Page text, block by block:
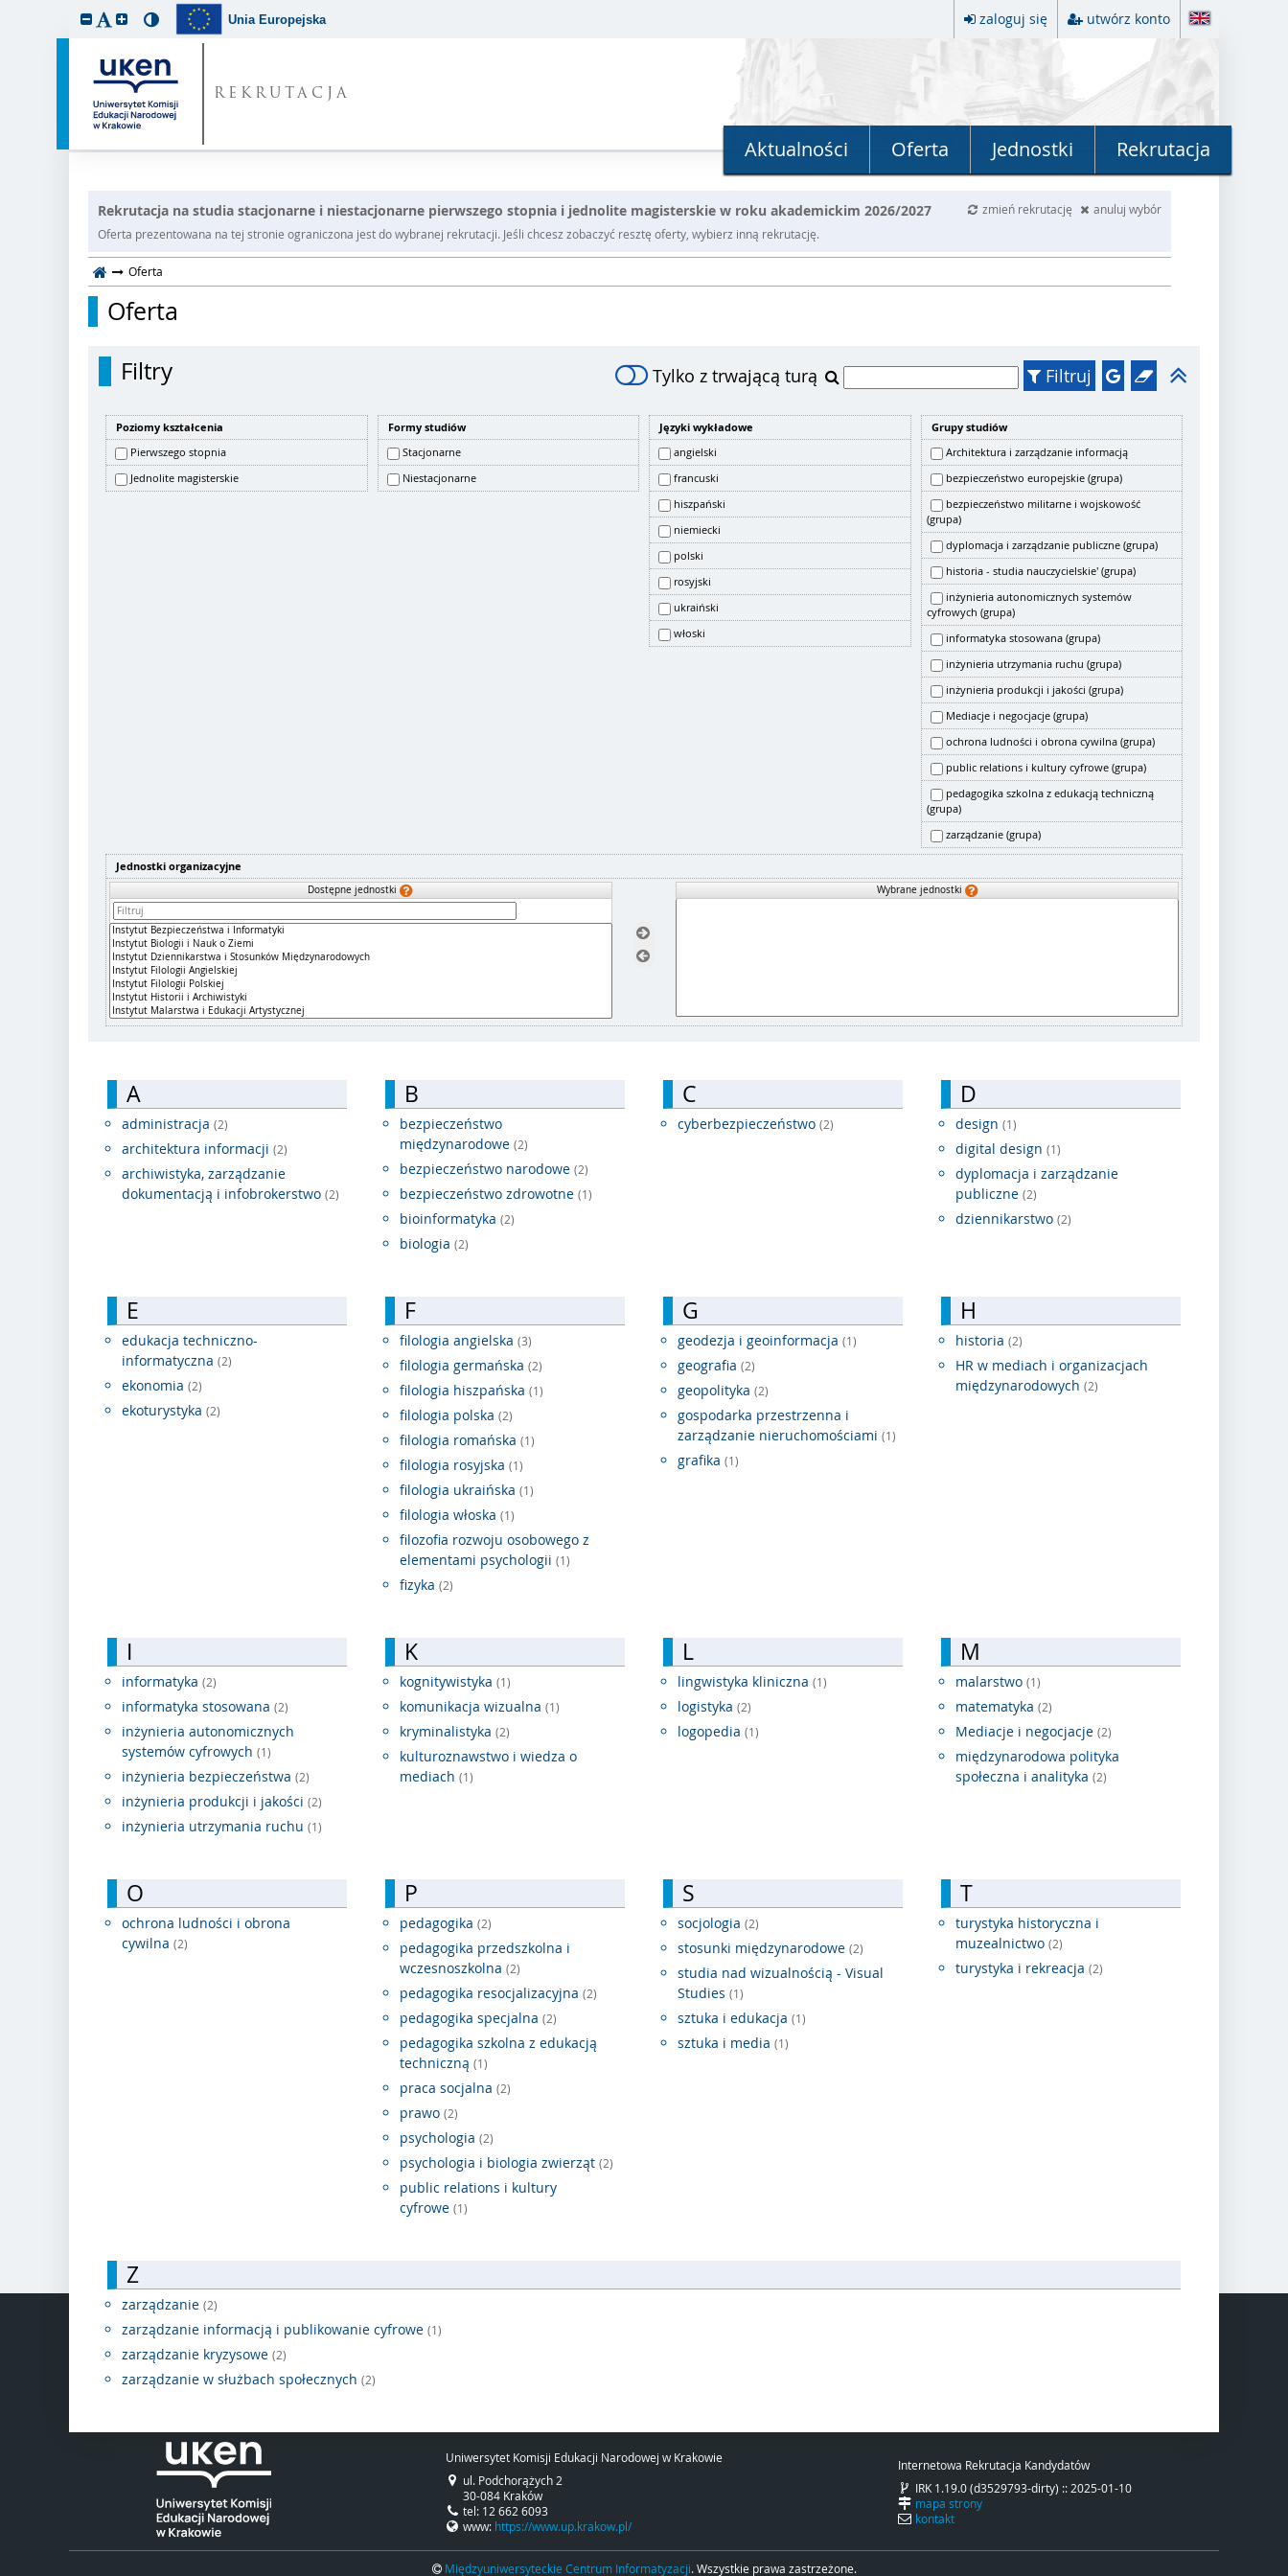
Unia Europejska zaloguj się utwórz konto
REKRUTACJA
Aktualności Oferta Jednostki Rekrutacja
Rekrutacja na studia stacjonarne i niestacjonarne pierwszego stopnia i jednolite magisterskie w roku akademickim 2026/2027 zmień rekrutację
anuluj wybór
Oferta prezentowana na tej stronie ograniczona jest do wybranej rekrutacji. Jeśli chcesz zobaczyć resztę oferty, wybierz inną rekrutację.
Oferta
Oferta
Filtry Tylko z trwającą turą Filtruj
Poziomy kształcenia
Pierwszego stopnia
Jednolite magisterskie
Formy studiów
Stacjonarne
Niestacjonarne
Języki wykładowe
angielski
francuski
hiszpański
niemiecki
polski
rosyjski
ukraiński
włoski
Grupy studiów
Architektura i zarządzanie informacją
bezpieczeństwo europejskie (grupa)
bezpieczeństwo militarne i wojskowość
(grupa)
dyplomacja i zarządzanie publiczne (grupa)
historia - studia nauczycielskie' (grupa)
inżynieria autonomicznych systemów
cyfrowych (grupa)
informatyka stosowana (grupa)
inżynieria utrzymania ruchu (grupa)
inżynieria produkcji i jakości (grupa)
Mediacje i negocjacje (grupa)
ochrona ludności i obrona cywilna (grupa)
public relations i kultury cyfrowe (grupa)
pedagogika szkolna z edukacją techniczną
(grupa)
zarządzanie (grupa)
Jednostki organizacyjne
Dostępne jednostki Wybrane jednostki
A
administracja (2)
architektura informacji (2)
archiwistyka, zarządzanie
dokumentacją i infobrokerstwo (2)
B
bezpieczeństwo
międzynarodowe (2)
bezpieczeństwo narodowe (2)
bezpieczeństwo zdrowotne (1)
bioinformatyka (2)
biologia (2)
C
cyberbezpieczeństwo (2)
D
design (1)
digital design (1)
dyplomacja i zarządzanie
publiczne (2)
dziennikarstwo (2)
E
edukacja techniczno-
informatyczna (2)
ekonomia (2)
ekoturystyka (2)
F
filologia angielska (3)
filologia germańska (2)
filologia hiszpańska (1)
filologia polska (2)
filologia romańska (1)
filologia rosyjska (1)
filologia ukraińska (1)
filologia włoska (1)
filozofia rozwoju osobowego z
elementami psychologii (1)
fizyka (2)
G
geodezja i geoinformacja (1)
geografia (2)
geopolityka (2)
gospodarka przestrzenna i
zarządzanie nieruchomościami (1)
grafika (1)
H
historia (2)
HR w mediach i organizacjach
międzynarodowych (2)
I
informatyka (2)
informatyka stosowana (2)
inżynieria autonomicznych
systemów cyfrowych (1)
inżynieria bezpieczeństwa (2)
inżynieria produkcji i jakości (2)
inżynieria utrzymania ruchu (1)
K
kognitywistyka (1)
komunikacja wizualna (1)
kryminalistyka (2)
kulturoznawstwo i wiedza o
mediach (1)
L
lingwistyka kliniczna (1)
logistyka (2)
logopedia (1)
M
malarstwo (1)
matematyka (2)
Mediacje i negocjacje (2)
międzynarodowa polityka
społeczna i analityka (2)
O
ochrona ludności i obrona
cywilna (2)
P
pedagogika (2)
pedagogika przedszkolna i
wczesnoszkolna (2)
pedagogika resocjalizacyjna (2)
pedagogika specjalna (2)
pedagogika szkolna z edukacją
techniczną (1)
praca socjalna (2)
prawo (2)
psychologia (2)
psychologia i biologia zwierząt (2)
public relations i kultury
cyfrowe (1)
S
socjologia (2)
stosunki międzynarodowe (2)
studia nad wizualnością - Visual
Studies (1)
sztuka i edukacja (1)
sztuka i media (1)
T
turystyka historyczna i
muzealnictwo (2)
turystyka i rekreacja (2)
Z
zarządzanie (2)
zarządzanie informacją i publikowanie cyfrowe (1)
zarządzanie kryzysowe (2)
zarządzanie w służbach społecznych (2)
Uniwersytet Komisji Edukacji Narodowej w Krakowie
ul. Podchorążych 2
30-084 Kraków
tel: 12 662 6093
www: https://www.up.krakow.pl/
Internetowa Rekrutacja Kandydatów
IRK 1.19.0 (d3529793-dirty) :: 2025-01-10
mapa strony
kontakt
Międzyuniwersyteckie Centrum Informatyzacji. Wszystkie prawa zastrzeżone.